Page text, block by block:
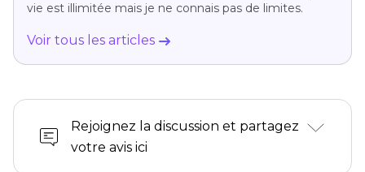
vie est illimitée mais je ne connais pas de limites.
Voir tous les articles
Rejoignez la discussion et partagez
votre avis ici